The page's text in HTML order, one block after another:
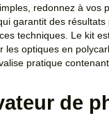
redonnez à vos
garantit des
techniques. Le kit
les optiques en
pratique
de